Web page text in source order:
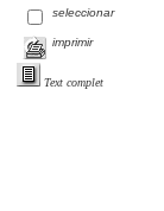
seleccionar
imprimir
Text complet